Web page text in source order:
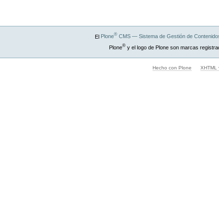
El Plone®CMS — Sistema de Gestión de
Plone®y el logo de Plone son marcas
Hecho con Plone XHTML